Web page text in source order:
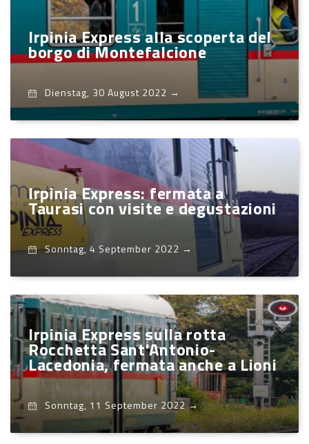
Irpinia Express alla scoperta del
borgo di Montefalcione
Dienstag, 30 August 2022 →
Irpinia Express: fermata a
Taurasi con visite e degustazioni
Sonntag, 4 September 2022 →
Irpinia Express sulla rotta
Rocchetta Sant'Antonio-
Lacedonia, fermata anche a Lioni
Sonntag, 11 September 2022→